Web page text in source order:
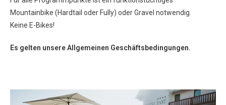
Mountainbike (Hardtail oder Fully) oder Gravel notwendig.
Keine E-Bikes!
Es gelten unsere Allgemeinen Geschäftsbedingungen.